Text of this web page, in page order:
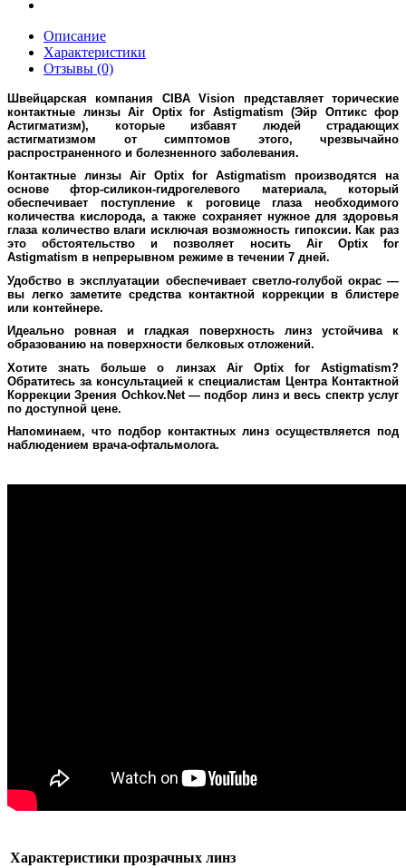
Описание
Характеристики
Отзывы (0)
Швейцарская компания CIBA Vision представляет торические
контактные линзы Air Optix for Astigmatism (Эйр Оптикс фор
Астигматизм), которые избавят людей страдающих
астигматизмом от симптомов этого, чрезвычайно
распространенного и болезненного заболевания.
Контактные линзы Air Optix for Astigmatism производятся на
основе фтор-силикон-гидрогелевого материала, который
обеспечивает поступление к роговице глаза необходимого
количества кислорода, а также сохраняет нужное для здоровья
глаза количество влаги исключая возможность гипоксии. Как раз
это обстоятельство и позволяет носить Air Optix for
Astigmatism в непрерывном режиме в течении 7 дней.
Удобство в эксплуатации обеспечивает светло-голубой окрас —
вы легко заметите средства контактной коррекции в блистере
или контейнере.
Идеально ровная и гладкая поверхность линз устойчива к
образованию на поверхности белковых отложений.
Хотите знать больше о линзах Air Optix for Astigmatism?
Обратитесь за консультацией к специалистам Центра Контактной
Коррекции Зрения Ochkov.Net — подбор линз и весь спектр услуг
по доступной цене.
Напоминаем, что подбор контактных линз осуществляется под
наблюдением врача-офтальмолога.
Характеристики прозрачных линз